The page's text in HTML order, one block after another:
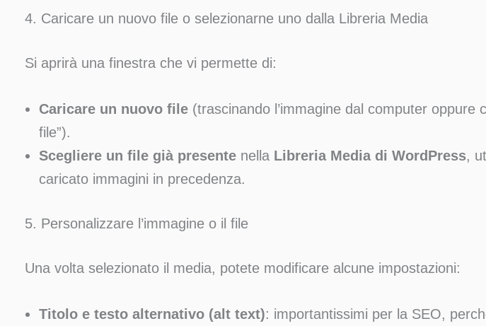
4. Caricare un nuovo file o selezionarne uno dalla Libreria Media
Si aprirà una finestra che vi permette di:
Caricare un nuovo file (trascinando l’immagine dal computer oppure
file”).
Scegliere un file già presente nella Libreria Media di WordPress,
caricato immagini in precedenza.
5. Personalizzare l’immagine o il file
Una volta selezionato il media, potete modificare alcune impostazioni:
Titolo e testo alternativo (alt text): importantissimi per la SEO,